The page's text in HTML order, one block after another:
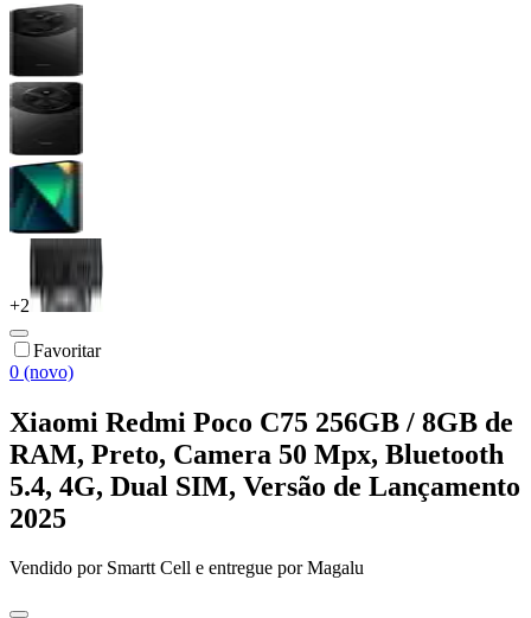
+2
Favoritar
0 (novo)
Xiaomi Redmi Poco C75 256GB / 8GB de
RAM, Preto, Camera 50 Mpx, Bluetooth
5.4, 4G, Dual SIM, Versão de Lançamento
2025
Vendido por Smartt Cell e entregue por Magalu